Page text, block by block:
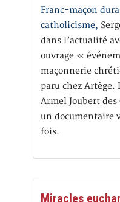
Franc-maçon
catholicisme,
dans l’actualité
ouvrage «
maçonnerie
paru chez Artège.
Armel Joubert
un documentaire
fois.
Miracles